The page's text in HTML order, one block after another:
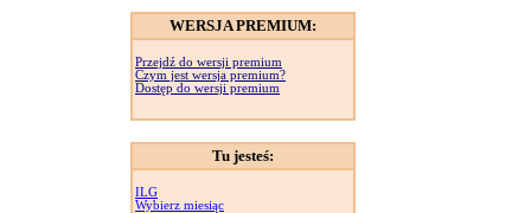
WERSJA PREMIUM:
Przejdź do wersji premium
Czym jest wersja premium?
Dostęp do wersji premium
Tu jesteś:
ILG
Wybierz miesiąc